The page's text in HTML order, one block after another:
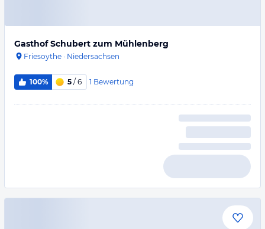
Gasthof Schubert zum Mühlenberg
Friesoythe · Niedersachsen
100% 5 / 6 1 Bewertung